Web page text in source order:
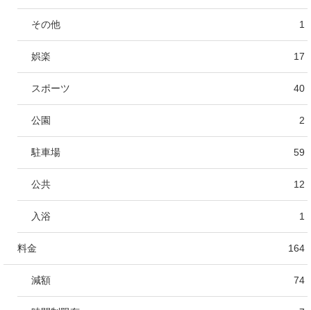
その他 1
娯楽 17
スポーツ 40
公園 2
駐車場 59
公共 12
入浴 1
料金 164
減額 74